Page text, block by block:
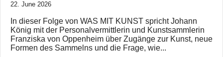
22. June 2026
In dieser Folge von WAS MIT KUNST spricht Johann
König mit der Personalvermittlerin und Kunstsammlerin
Franziska von Oppenheim über Zugänge zur Kunst, neue
Formen des Sammelns und die Frage, wie...